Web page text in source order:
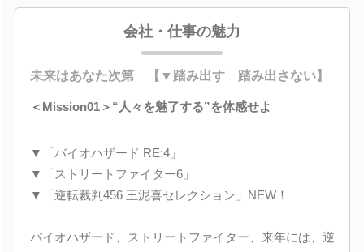
会社・仕事の魅力
未来はあなた次第 【▼踏み出す 踏み出さない】
＜Mission01＞“人々を魅了する”を体感せよ
▼「バイオハザード RE:4」
▼「ストリートファイター6」
▼「逆転裁判456 王泥喜セレクション」NEW！
バイオハザード、ストリートファイター、来年には、逆